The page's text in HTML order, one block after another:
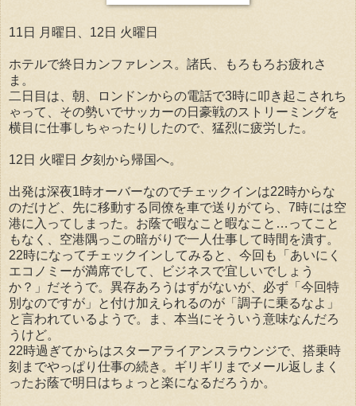
11日 月曜日、12日 火曜日
ホテルで終日カンファレンス。諸氏、もろもろお疲れさ
ま。
二日目は、朝、ロンドンからの電話で3時に叩き起こされち
ゃって、その勢いでサッカーの日豪戦のストリーミングを
横目に仕事しちゃったりしたので、猛烈に疲労した。
12日 火曜日 夕刻から帰国へ。
出発は深夜1時オーバーなのでチェックインは22時からな
のだけど、先に移動する同僚を車で送りがてら、7時には空
港に入ってしまった。お蔭で暇なこと暇なこと…ってこと
もなく、空港隅っこの暗がりで一人仕事して時間を潰す。
22時になってチェックインしてみると、今回も「あいにく
エコノミーが満席でして、ビジネスで宜しいでしょう
か？」だそうで。異存あろうはずがないが、必ず「今回特
別なのですが」と付け加えられるのが「調子に乗るなよ」
と言われているようで。ま、本当にそういう意味なんだろ
うけど。
22時過ぎてからはスターアライアンスラウンジで、搭乗時
刻までやっぱり仕事の続き。ギリギリまでメール返しまく
ったお蔭で明日はちょっと楽になるだろうか。